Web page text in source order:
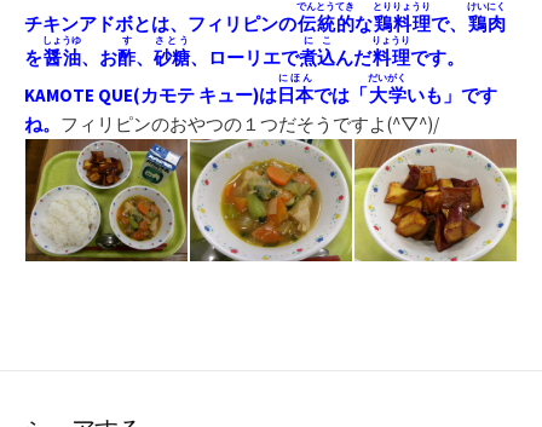
チキンアドボとは、フィリピンの伝統的
でんとうてき
な鶏料理
とりりょうり
で、 鶏肉
けいにく
を醤油
しょうゆ
、お酢
す
、 砂糖
さとう
、ローリエで煮込
にこ
んだ料理
りょうり
です。
KAMOTE QUE(カモテ キュー)は 日本
にほん
では「大学
だいがく
いも」です
ね。 フィリピンのおやつの１つだそうですよ(^▽^)/